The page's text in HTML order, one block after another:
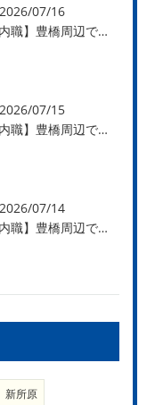
2026/07/16
【内職】豊橋周辺で内職のお仕事を探している方募集中！【お仕事の内容】
2026/07/15
【内職】豊橋周辺で内職のお仕事を探している方募集中！【急な学級閉鎖も安心】
2026/07/14
【内職】豊橋周辺で内職のお仕事を探している方募集中！【内職さまのお声②】
新所原